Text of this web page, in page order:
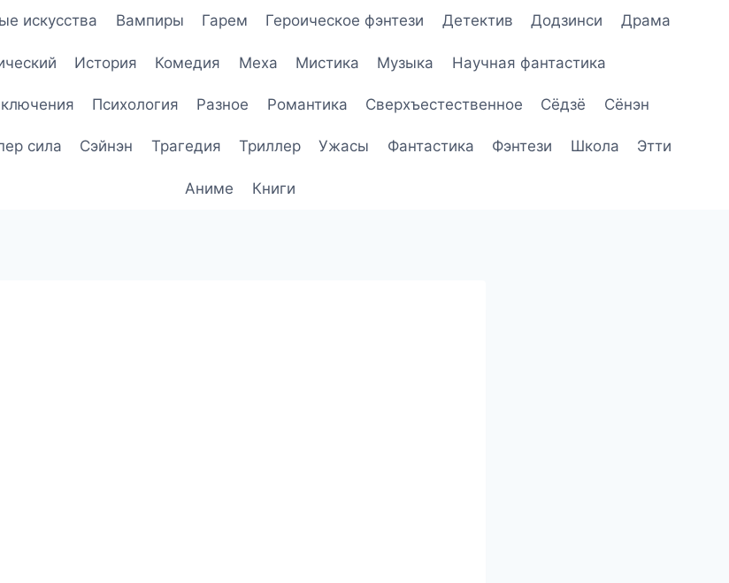
искусства Вампиры Гарем Героическое фэнтези Детектив Додзинси Драма
История Комедия Меха Мистика Музыка Научная фантастика
Психология Разное Романтика Сверхъестественное Сёдзё Сёнэн
сила Сэйнэн Трагедия Триллер Ужасы Фантастика Фэнтези Школа Этти
Аниме Книги